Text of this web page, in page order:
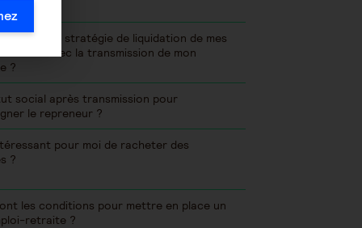
définir une stratégie de liquidation de mes
relation avec la transmission de mon
?
social après transmission pour
le repreneur ?
pour moi de racheter des
?
les conditions pour mettre en place un
retraite ?